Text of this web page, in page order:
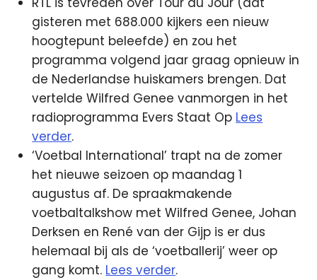
gisteren met 688.000 kijkers een nieuw
hoogtepunt beleefde) en zou het
programma volgend jaar graag opnieuw in
de Nederlandse huiskamers brengen. Dat
vertelde Wilfred Genee vanmorgen in het
radioprogramma Evers Staat Op Lees
verder.
‘Voetbal International’ trapt na de zomer
het nieuwe seizoen op maandag 1
augustus af. De spraakmakende
voetbaltalkshow met Wilfred Genee, Johan
Derksen en René van der Gijp is er dus
helemaal bij als de ‘voetballerij’ weer op
gang komt. Lees verder.